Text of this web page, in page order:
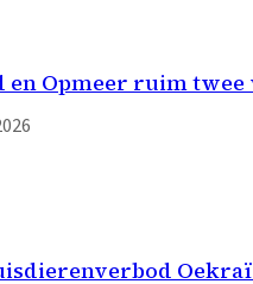
Opmeer ruim twee